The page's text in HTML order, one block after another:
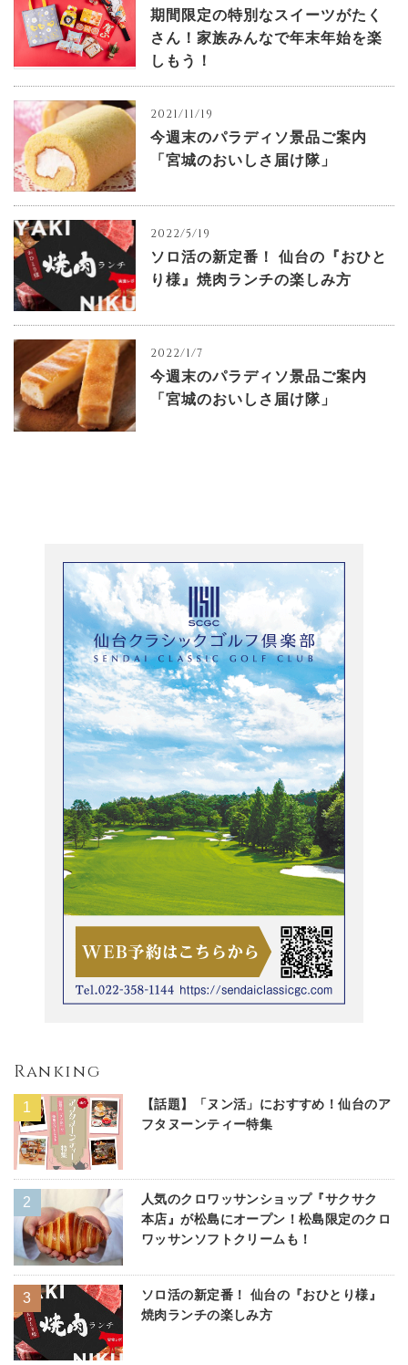
期間限定の特別なスイーツがたく
さん！家族みんなで年末年始を楽
しもう！
2021/11/19
今週末のパラディソ景品ご案内
「宮城のおいしさ届け隊」
2022/5/19
ソロ活の新定番！ 仙台の『おひと
り様』焼肉ランチの楽しみ方
2022/1/7
今週末のパラディソ景品ご案内
「宮城のおいしさ届け隊」
Ranking
【話題】「ヌン活」におすすめ！仙台のア
フタヌーンティー特集
人気のクロワッサンショップ『サクサク
本店』が松島にオープン！松島限定のクロ
ワッサンソフトクリームも！
ソロ活の新定番！ 仙台の『おひとり様』
焼肉ランチの楽しみ方